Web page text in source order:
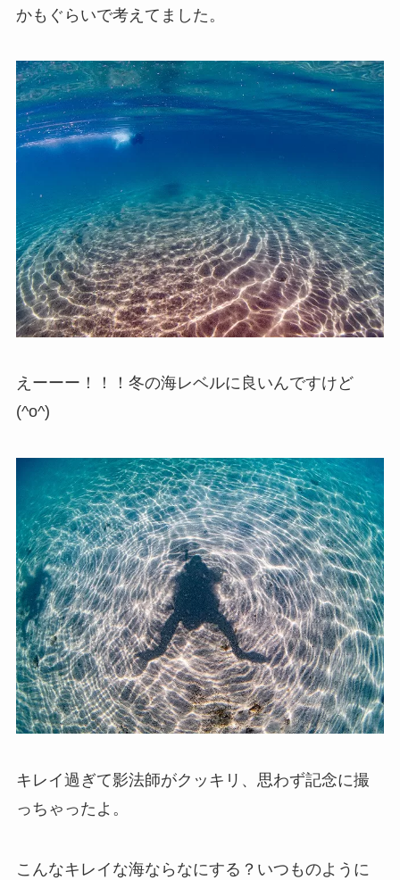
かもぐらいで考えてました。
えーーー！！！冬の海レベルに良いんですけど
(^o^)
キレイ過ぎて影法師がクッキリ、思わず記念に撮
っちゃったよ。
こんなキレイな海ならなにする？いつものように